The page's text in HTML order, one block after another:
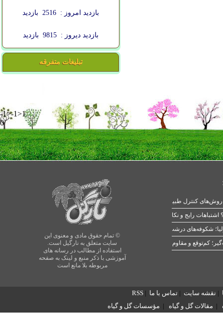
بازدید امروز : 2516 بازدید
بازدید دیروز : 9815 بازدید
تبلیغات متفرقه
-1>-1>1
0
© تمام حقوق مادی و معنوی این
سایت متعلق به نارگیل است.
استفاده از مطالب در رسانه های
آموزشی با ذکر منبع و لینک به صفحه
مربوطه بلا مانع است
رایج و نکات طلایی
شکوفه‌های درشت در بهار
| نقشه سایت | تماس با ما |
RSS
| مقالات گل و گیاه | مؤسسات گل و گیاه